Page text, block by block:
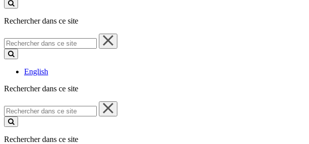
ce
Rechercher dans ce site
Rechercher
dans
ce
English
Rechercher dans ce site
Rechercher
dans
ce
Rechercher dans ce site